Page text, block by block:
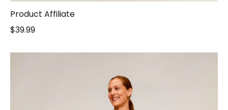
Product Affiliate
$39.99